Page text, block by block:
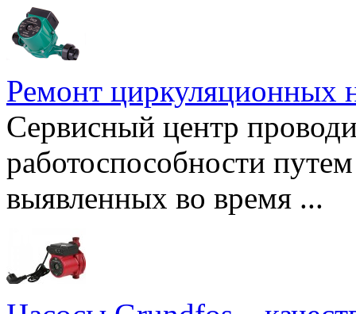
Ремонт циркуляционных
Сервисный центр
работоспособности
выявленных во время ...